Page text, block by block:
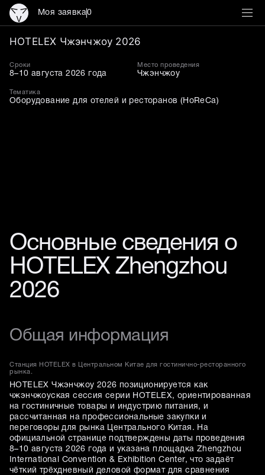
Моя заявка0
HOTELEX Чжэнчжоу 2026
HOTELEX Чжэнчжоу 2026
Сроки
8–10 августа 2026 года
Место проведения
Чжэнчжоу
Тематика
Оборудование для отелей и ресторанов (HoReCa)
Основные сведения о
HOTELEX Zhengzhou
2026
Общая информация
Станция HOTELEX в Центральном Китае для гостинично-ресторанного
рынка.
HOTELEX Чжэнчжоу 2026 позиционируется как
чжэнчжоуская сессия серии HOTELEX, ориентированная
на гостиничные товары и индустрию питания, и
рассчитанная на профессиональные закупки и
переговоры для рынка Центрального Китая. На
официальной странице подтверждены даты проведения
8–10 августа 2026 года и указана площадка Zhengzhou
International Convention & Exhibition Center, что задаёт
чёткий трёхдневный деловой формат для сравнения